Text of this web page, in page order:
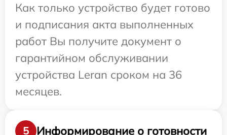
Как только устройство будет готово
и подписания акта выполненных
работ Вы получите документ о
гарантийном обслуживании
устройства Leran сроком на 36
месяцев.
5
Информирование о готовности